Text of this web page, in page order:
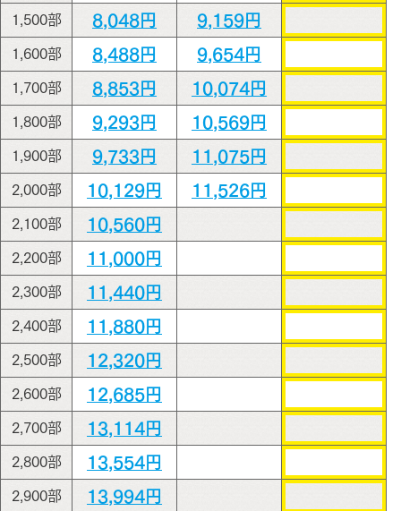
1,500部 8,048円 9,159円
1,600部 8,488円 9,654円
1,700部 8,853円 10,074円
1,800部 9,293円 10,569円
1,900部 9,733円 11,075円
2,000部 10,129円 11,526円
2,100部 10,560円
2,200部 11,000円
2,300部 11,440円
2,400部 11,880円
2,500部 12,320円
2,600部 12,685円
2,700部 13,114円
2,800部 13,554円
2,900部 13,994円